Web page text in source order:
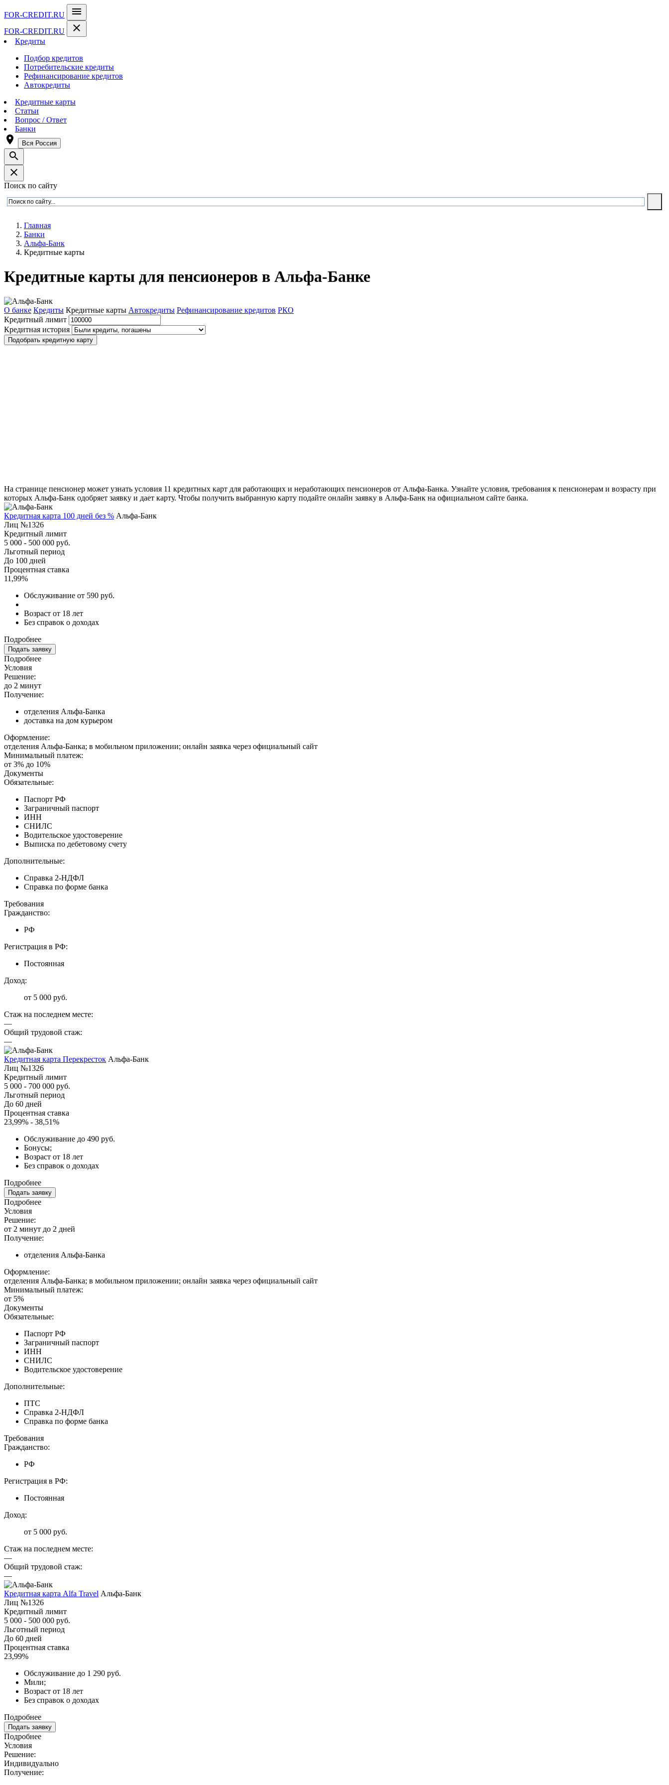
FOR-CREDIT.RU menu
FOR-CREDIT.RU close
Кредиты
Подбор кредитов
Потребительские кредиты
Рефинансирование кредитов
Автокредиты
Кредитные карты
Статьи
Вопрос / Ответ
Банки
room Вся Россия
search
close
Поиск по сайту
Главная
Банки
Альфа-Банк
Кредитные карты
Кредитные карты для пенсионеров в Альфа-Банке
О банке Кредиты Кредитные карты Автокредиты Рефинансирование кредитов РКО
Кредитный лимит
Кредитная история
Подобрать кредитную карту
На странице пенсионер может узнать условия 11 кредитных карт для работающих и неработающих пенсионеров от Альфа-Банка. Узнайте условия, требования к пенсионерам и возрасту при
которых Альфа-Банк одобряет заявку и дает карту. Чтобы получить выбранную карту подайте онлайн заявку в Альфа-Банк на официальном сайте банка.
Кредитная карта 100 дней без % Альфа-Банк
Лиц №1326
Кредитный лимит
5 000 - 500 000 руб.
Льготный период
До 100 дней
Процентная ставка
11,99%
Обслуживание от 590 руб.
Возраст от 18 лет
Без справок о доходах
Подробнее
Подать заявку
Подробнее
Условия
Решение:
до 2 минут
Получение:
отделения Альфа-Банка
доставка на дом курьером
Оформление:
отделения Альфа-Банка; в мобильном приложении; онлайн заявка через официальный сайт
Минимальный платеж:
от 3% до 10%
Документы
Обязательные:
Паспорт РФ
Заграничный паспорт
ИНН
СНИЛС
Водительское удостоверение
Выписка по дебетовому счету
Дополнительные:
Справка 2-НДФЛ
Справка по форме банка
Требования
Гражданство:
РФ
Регистрация в РФ:
Постоянная
Доход:
от 5 000 руб.
Стаж на последнем месте:
—
Общий трудовой стаж:
—
Кредитная карта Перекресток Альфа-Банк
Лиц №1326
Кредитный лимит
5 000 - 700 000 руб.
Льготный период
До 60 дней
Процентная ставка
23,99% - 38,51%
Обслуживание до 490 руб.
Бонусы;
Возраст от 18 лет
Без справок о доходах
Подробнее
Подать заявку
Подробнее
Условия
Решение:
от 2 минут до 2 дней
Получение:
отделения Альфа-Банка
Оформление:
отделения Альфа-Банка; в мобильном приложении; онлайн заявка через официальный сайт
Минимальный платеж:
от 5%
Документы
Обязательные:
Паспорт РФ
Заграничный паспорт
ИНН
СНИЛС
Водительское удостоверение
Дополнительные:
ПТС
Справка 2-НДФЛ
Справка по форме банка
Требования
Гражданство:
РФ
Регистрация в РФ:
Постоянная
Доход:
от 5 000 руб.
Стаж на последнем месте:
—
Общий трудовой стаж:
—
Кредитная карта Alfa Travel Альфа-Банк
Лиц №1326
Кредитный лимит
5 000 - 500 000 руб.
Льготный период
До 60 дней
Процентная ставка
23,99%
Обслуживание до 1 290 руб.
Мили;
Возраст от 18 лет
Без справок о доходах
Подробнее
Подать заявку
Подробнее
Условия
Решение:
Индивидуально
Получение: